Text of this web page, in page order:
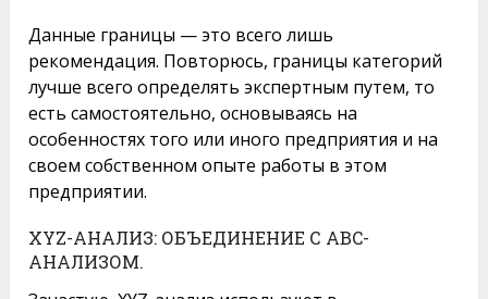
Данные границы — это всего лишь
рекомендация. Повторюсь, границы категорий
лучше всего определять экспертным путем, то
есть самостоятельно, основываясь на
особенностях того или иного предприятия и на
своем собственном опыте работы в этом
предприятии.
XYZ-АНАЛИЗ: ОБЪЕДИНЕНИЕ С ABC-
АНАЛИЗОМ.